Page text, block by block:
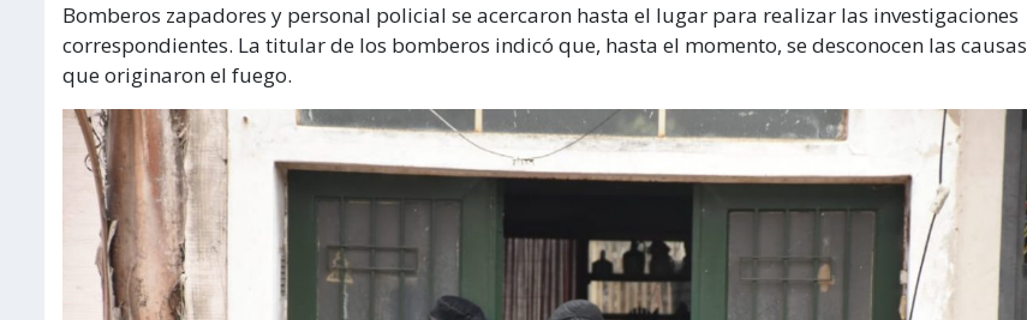
Bomberos zapadores y personal policial se acercaron hasta el lugar para realizar las investigaciones
correspondientes. La titular de los bomberos indicó que, hasta el momento, se desconocen las causas
que originaron el fuego.